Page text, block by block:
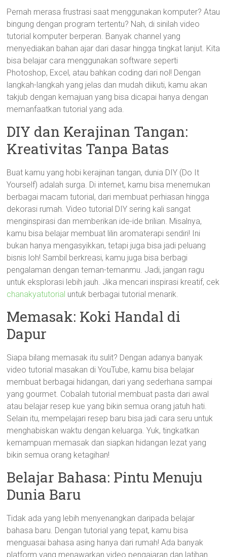
Pernah merasa frustrasi saat menggunakan komputer? Atau
bingung dengan program tertentu? Nah, di sinilah video
tutorial komputer berperan. Banyak channel yang
menyediakan bahan ajar dari dasar hingga tingkat lanjut. Kita
bisa belajar cara menggunakan software seperti
Photoshop, Excel, atau bahkan coding dari nol! Dengan
langkah-langkah yang jelas dan mudah diikuti, kamu akan
takjub dengan kemajuan yang bisa dicapai hanya dengan
memanfaatkan tutorial yang ada.
DIY dan Kerajinan Tangan:
Kreativitas Tanpa Batas
Buat kamu yang hobi kerajinan tangan, dunia DIY (Do It
Yourself) adalah surga. Di internet, kamu bisa menemukan
berbagai macam tutorial, dari membuat perhiasan hingga
dekorasi rumah. Video tutorial DIY sering kali sangat
menginspirasi dan memberikan ide-ide brilian. Misalnya,
kamu bisa belajar membuat lilin aromaterapi sendiri! Ini
bukan hanya mengasyikkan, tetapi juga bisa jadi peluang
bisnis loh! Sambil berkreasi, kamu juga bisa berbagi
pengalaman dengan teman-temanmu. Jadi, jangan ragu
untuk eksplorasi lebih jauh. Jika mencari inspirasi kreatif, cek
chanakyatutorial untuk berbagai tutorial menarik.
Memasak: Koki Handal di
Dapur
Siapa bilang memasak itu sulit? Dengan adanya banyak
video tutorial masakan di YouTube, kamu bisa belajar
membuat berbagai hidangan, dari yang sederhana sampai
yang gourmet. Cobalah tutorial membuat pasta dari awal
atau belajar resep kue yang bikin semua orang jatuh hati.
Selain itu, mempelajari resep baru bisa jadi cara seru untuk
menghabiskan waktu dengan keluarga. Yuk, tingkatkan
kemampuan memasak dan siapkan hidangan lezat yang
bikin semua orang ketagihan!
Belajar Bahasa: Pintu Menuju
Dunia Baru
Tidak ada yang lebih menyenangkan daripada belajar
bahasa baru. Dengan tutorial yang tepat, kamu bisa
menguasai bahasa asing hanya dari rumah! Ada banyak
platform yang menawarkan video pengajaran dan latihan